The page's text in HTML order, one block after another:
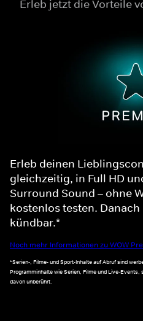
Erleb jetzt die Vorteile
Erleb deinen
gleichzeitig, in Full HD
Surround Sound – ohne
kostenlos testen.
kündbar.*
Noch mehr Informationen zu WOW
*Serien-, Filme- und Sport-Inhalte auf Abruf sind
Programminhalte wie Serien, Filme und Live-
davon unberührt.